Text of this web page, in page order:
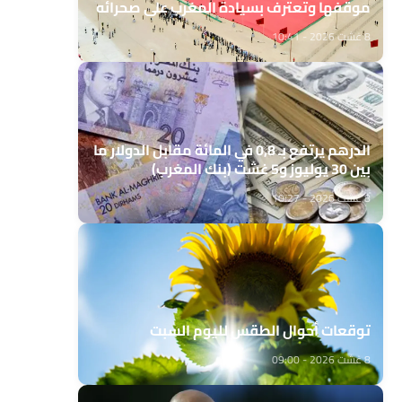
موقفها وتعترف بسيادة المغرب على صحرائه
8 غشت 2026 - 10:41
الدرهم يرتفع بـ 0,8 في المائة مقابل الدولار ما
بين 30 يوليوز و5 غشت (بنك المغرب)
8 غشت 2026 - 10:27
توقعات أحوال الطقس لليوم السبت
8 غشت 2026 - 09:00